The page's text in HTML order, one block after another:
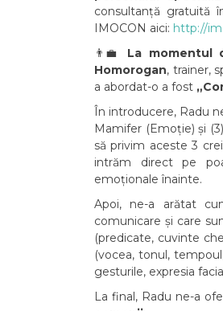
consultanță gratuită
IMOCON aici: http://
👨‍💼 La momentul
Homorogan, trainer,
a abordat-o a fost
În introducere, Radu
Mamifer (Emoție) și
să privim aceste 3
intrăm direct pe
emoționale înainte.
Apoi, ne-a arătat
comunicare și care
(predicate, cuvinte
(vocea, tonul,
gesturile, expresia
La final, Radu ne-a